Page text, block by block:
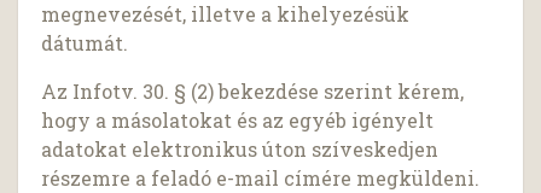
megnevezését, illetve a kihelyezésük
dátumát.
Az Infotv. 30. § (2) bekezdése szerint kérem,
hogy a másolatokat és az egyéb igényelt
adatokat elektronikus úton szíveskedjen
részemre a feladó e-mail címére megküldeni.